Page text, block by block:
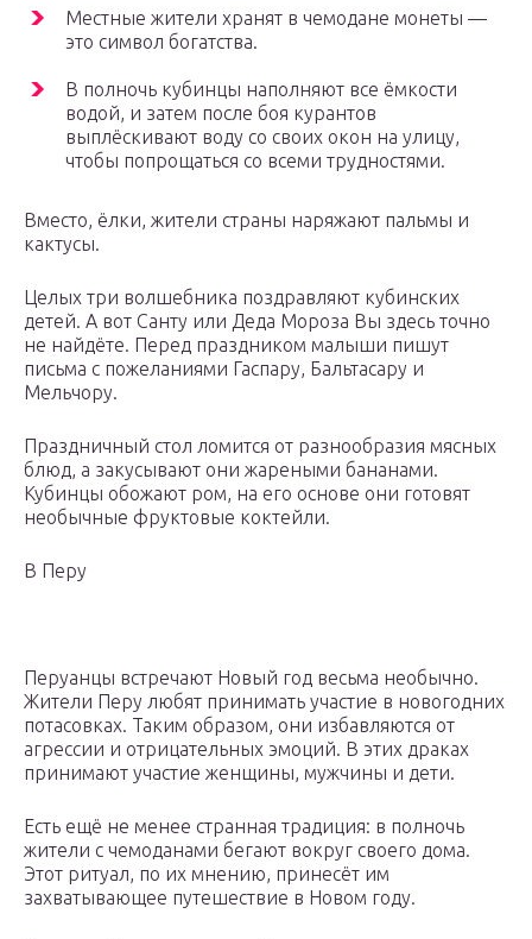
Местные жители хранят в чемодане монеты —
это символ богатства.
В полночь кубинцы наполняют все ёмкости
водой, и затем после боя курантов
выплёскивают воду со своих окон на улицу,
чтобы попрощаться со всеми трудностями.
Вместо, ёлки, жители страны наряжают пальмы и
кактусы.
Целых три волшебника поздравляют кубинских
детей. А вот Санту или Деда Мороза Вы здесь точно
не найдёте. Перед праздником малыши пишут
письма с пожеланиями Гаспару, Бальтасару и
Мельчору.
Праздничный стол ломится от разнообразия мясных
блюд, а закусывают они жареными бананами.
Кубинцы обожают ром, на его основе они готовят
необычные фруктовые коктейли.
В Перу
Перуанцы встречают Новый год весьма необычно.
Жители Перу любят принимать участие в новогодних
потасовках. Таким образом, они избавляются от
агрессии и отрицательных эмоций. В этих драках
принимают участие женщины, мужчины и дети.
Есть ещё не менее странная традиция: в полночь
жители с чемоданами бегают вокруг своего дома.
Этот ритуал, по их мнению, принесёт им
захватывающее путешествие в Новом году.